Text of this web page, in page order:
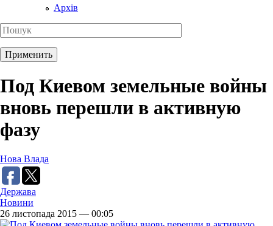
Архів
Под Киевом земельные войны
вновь перешли в активную
фазу
Нова Влада
Держава
Новини
26 листопада 2015 — 00:05